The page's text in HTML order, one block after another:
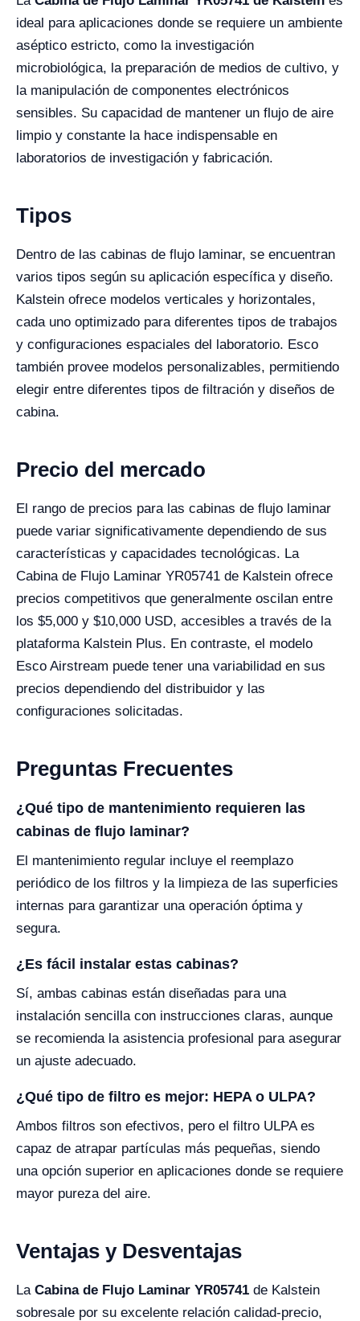
ideal para aplicaciones donde se requiere un ambiente
aséptico estricto, como la investigación
microbiológica, la preparación de medios de cultivo, y
la manipulación de componentes electrónicos
sensibles. Su capacidad de mantener un flujo de aire
limpio y constante la hace indispensable en
laboratorios de investigación y fabricación.
Tipos
Dentro de las cabinas de flujo laminar, se encuentran
varios tipos según su aplicación específica y diseño.
Kalstein ofrece modelos verticales y horizontales,
cada uno optimizado para diferentes tipos de trabajos
y configuraciones espaciales del laboratorio. Esco
también provee modelos personalizables, permitiendo
elegir entre diferentes tipos de filtración y diseños de
cabina.
Precio del mercado
El rango de precios para las cabinas de flujo laminar
puede variar significativamente dependiendo de sus
características y capacidades tecnológicas. La
Cabina de Flujo Laminar YR05741 de Kalstein ofrece
precios competitivos que generalmente oscilan entre
los $5,000 y $10,000 USD, accesibles a través de la
plataforma Kalstein Plus. En contraste, el modelo
Esco Airstream puede tener una variabilidad en sus
precios dependiendo del distribuidor y las
configuraciones solicitadas.
Preguntas Frecuentes
¿Qué tipo de mantenimiento requieren las
cabinas de flujo laminar?
El mantenimiento regular incluye el reemplazo
periódico de los filtros y la limpieza de las superficies
internas para garantizar una operación óptima y
segura.
¿Es fácil instalar estas cabinas?
Sí, ambas cabinas están diseñadas para una
instalación sencilla con instrucciones claras, aunque
se recomienda la asistencia profesional para asegurar
un ajuste adecuado.
¿Qué tipo de filtro es mejor: HEPA o ULPA?
Ambos filtros son efectivos, pero el filtro ULPA es
capaz de atrapar partículas más pequeñas, siendo
una opción superior en aplicaciones donde se requiere
mayor pureza del aire.
Ventajas y Desventajas
La Cabina de Flujo Laminar YR05741 de Kalstein
sobresale por su excelente relación calidad-precio,